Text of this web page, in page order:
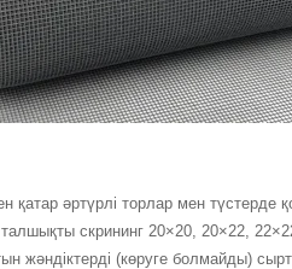
қатар әртүрлі торлар мен түстерде
скрининг 20×20, 20×22,
жәндіктерді (көруге болмайды)